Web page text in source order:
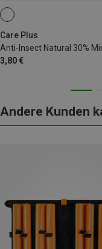
Care Plus
Anti-Insect Natural 30%
3,80 €
15ML
Andere Kunden